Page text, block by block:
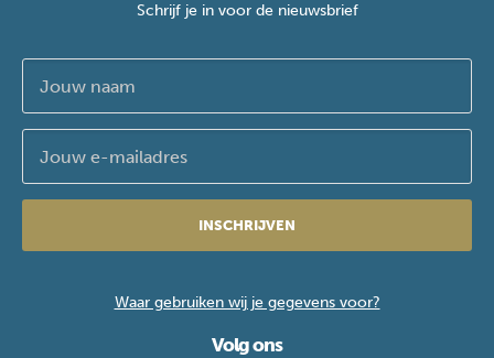
Schrijf je in voor de nieuwsbrief
INSCHRIJVEN
Waar gebruiken wij je gegevens voor?
Volg ons